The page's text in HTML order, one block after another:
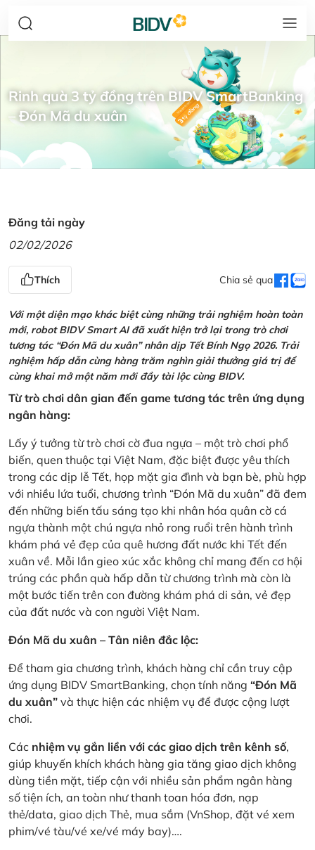
Rinh quà 3 tỷ đồng trên BIDV SmartBanking
– Đón Mã du xuân
Đăng tải ngày
02/02/2026
Thích Chia sẻ qua
Với một diện mạo khác biệt cùng những trải nghiệm hoàn toàn
mới, robot BIDV Smart AI đã xuất hiện trở lại trong trò chơi
tương tác “Đón Mã du xuân” nhân dịp Tết Bính Ngọ 2026. Trải
nghiệm hấp dẫn cùng hàng trăm nghìn giải thưởng giá trị để
cùng khai mở một năm mới đầy tài lộc cùng BIDV.
Từ trò chơi dân gian đến game tương tác trên ứng dụng
ngân hàng:
Lấy ý tưởng từ trò chơi cờ đua ngựa – một trò chơi phổ
biến, quen thuộc tại Việt Nam, đặc biệt được yêu thích
trong các dịp lễ Tết, họp mặt gia đình và bạn bè, phù hợp
với nhiều lứa tuổi, chương trình “Đón Mã du xuân” đã đem
đến những biến tấu sáng tạo khi nhân hóa quân cờ cá
ngựa thành một chú ngựa nhỏ rong ruổi trên hành trình
khám phá vẻ đẹp của quê hương đất nước khi Tết đến
xuân về. Mỗi lần gieo xúc xắc không chỉ mang đến cơ hội
trúng các phần quà hấp dẫn từ chương trình mà còn là
một bước tiến trên con đường khám phá di sản, vẻ đẹp
của đất nước và con người Việt Nam.
Đón Mã du xuân – Tân niên đắc lộc:
Để tham gia chương trình, khách hàng chỉ cần truy cập
ứng dụng BIDV SmartBanking, chọn tính năng “Đón Mã
du xuân” và thực hiện các nhiệm vụ để được cộng lượt
chơi.
Các nhiệm vụ gắn liền với các giao dịch trên kênh số,
giúp khuyến khích khách hàng gia tăng giao dịch không
dùng tiền mặt, tiếp cận với nhiều sản phẩm ngân hàng
số tiện ích, an toàn như thanh toan hóa đơn, nạp
thẻ/data, giao dịch Thẻ, mua sắm (VnShop, đặt vé xem
phim/vé tàu/vé xe/vé máy bay)….